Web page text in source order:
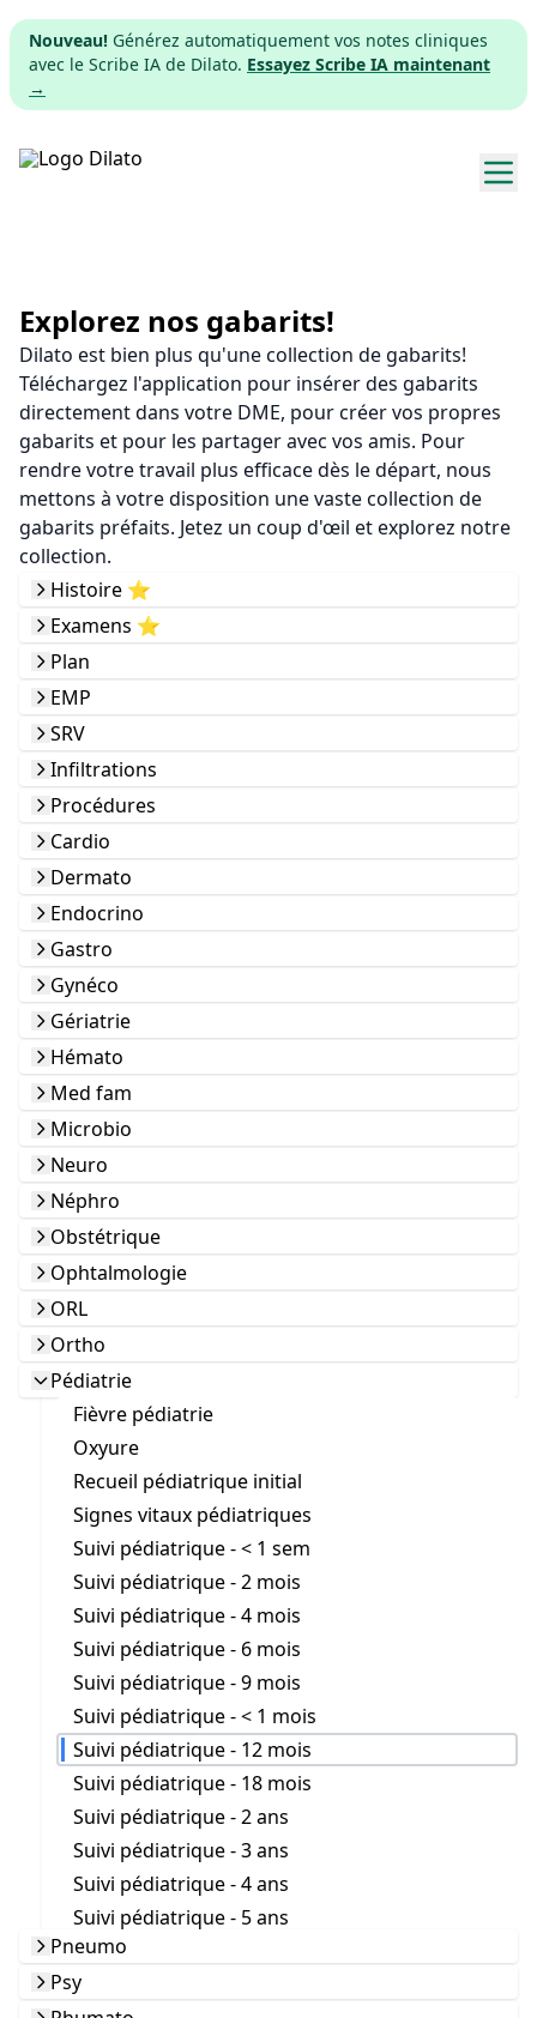
Nouveau! Générez automatiquement vos notes cliniques
avec le Scribe IA de Dilato. Essayez Scribe IA maintenant
→
Tarifs
Télécharger
App web
S'inscrire
Explorez nos gabarits!
Dilato est bien plus qu'une collection de gabarits!
Téléchargez l'application pour insérer des gabarits
directement dans votre DME, pour créer vos propres
gabarits et pour les partager avec vos amis. Pour
rendre votre travail plus efficace dès le départ, nous
mettons à votre disposition une vaste collection de
gabarits préfaits. Jetez un coup d'œil et explorez notre
collection.
Histoire ⭐️
Examens ⭐️
Plan
EMP
SRV
Infiltrations
Procédures
Cardio
Dermato
Endocrino
Gastro
Gynéco
Gériatrie
Hémato
Med fam
Microbio
Neuro
Néphro
Obstétrique
Ophtalmologie
ORL
Ortho
Pédiatrie
Fièvre pédiatrie
Oxyure
Recueil pédiatrique initial
Signes vitaux pédiatriques
Suivi pédiatrique - < 1 sem
Suivi pédiatrique - 2 mois
Suivi pédiatrique - 4 mois
Suivi pédiatrique - 6 mois
Suivi pédiatrique - 9 mois
Suivi pédiatrique - < 1 mois
Suivi pédiatrique - 12 mois
Suivi pédiatrique - 18 mois
Suivi pédiatrique - 2 ans
Suivi pédiatrique - 3 ans
Suivi pédiatrique - 4 ans
Suivi pédiatrique - 5 ans
Pneumo
Psy